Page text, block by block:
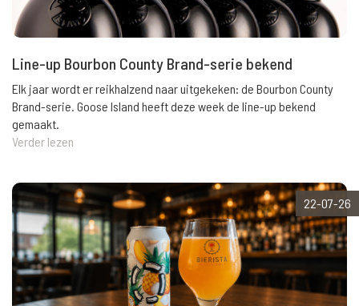
Line-up Bourbon County Brand-serie bekend
Elk jaar wordt er reikhalzend naar uitgekeken: de Bourbon County
Brand-serie. Goose Island heeft deze week de line-up bekend
gemaakt.
Verder lezen
22-07-26